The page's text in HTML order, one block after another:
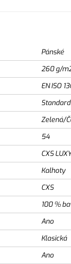
Pánské
260 g/
EN ISO
Standard
Zelená/
54
CXS
Kalhoty
CXS
100 %
Ano
Klasická
Ano